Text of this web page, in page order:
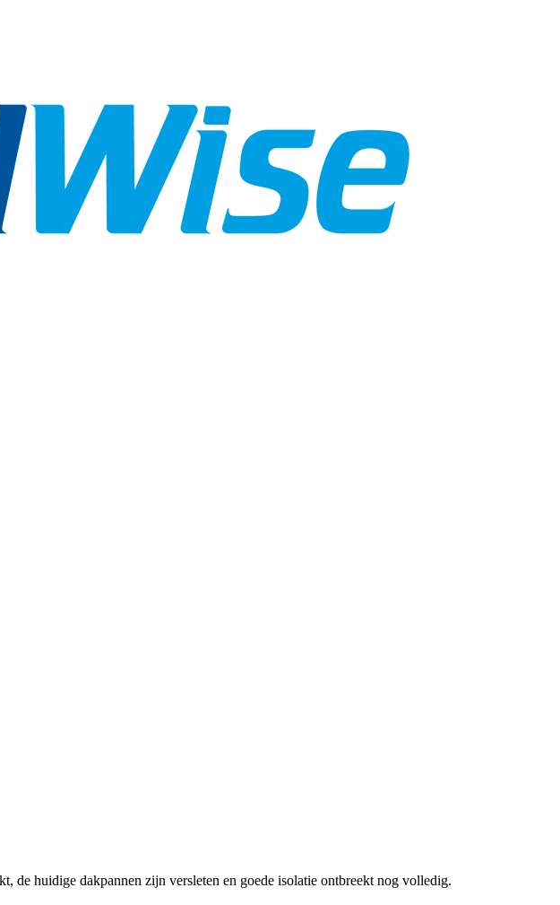
de huidige dakpannen zijn versleten en goede isolatie ontbreekt nog volledig.